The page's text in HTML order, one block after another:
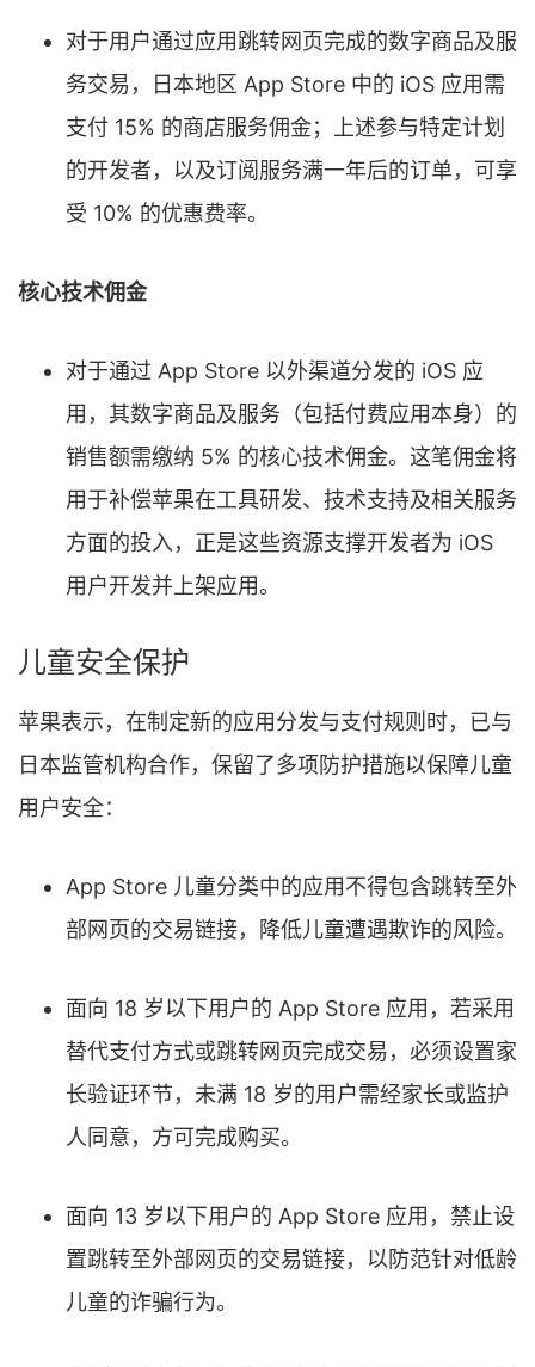
对于用户通过应用跳转网页完成的数字商品及服
务交易，日本地区 App Store 中的 iOS 应用需
支付 15% 的商店服务佣金；上述参与特定计划
的开发者，以及订阅服务满一年后的订单，可享
受 10% 的优惠费率。
核心技术佣金
对于通过 App Store 以外渠道分发的 iOS 应
用，其数字商品及服务（包括付费应用本身）的
销售额需缴纳 5% 的核心技术佣金。这笔佣金将
用于补偿苹果在工具研发、技术支持及相关服务
方面的投入，正是这些资源支撑开发者为 iOS
用户开发并上架应用。
儿童安全保护
苹果表示，在制定新的应用分发与支付规则时，已与
日本监管机构合作，保留了多项防护措施以保障儿童
用户安全：
App Store 儿童分类中的应用不得包含跳转至外
部网页的交易链接，降低儿童遭遇欺诈的风险。
面向 18 岁以下用户的 App Store 应用，若采用
替代支付方式或跳转网页完成交易，必须设置家
长验证环节，未满 18 岁的用户需经家长或监护
人同意，方可完成购买。
面向 13 岁以下用户的 App Store 应用，禁止设
置跳转至外部网页的交易链接，以防范针对低龄
儿童的诈骗行为。